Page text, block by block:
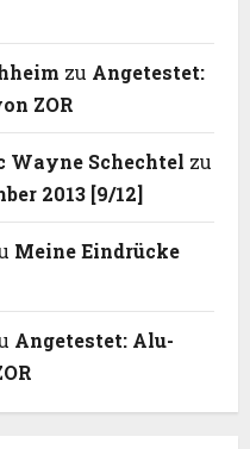
zu Angetestet:
ZOR
Wayne Schechtel zu
2013 [9/12]
Meine Eindrücke
Angetestet: Alu-